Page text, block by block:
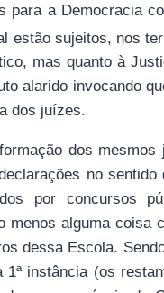
para a Democracia
estão sujeitos, nos
mas quanto à
alarido invocando
dos juízes.
dos
no
por concursos
menos alguma
dessa Escola.
instância (os